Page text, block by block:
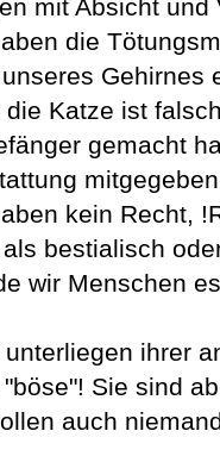
mit Absicht
die
Gehirnes
die Katze ist
gemacht
kein Recht,
bestialisch
wir Menschen
unterliegen ihrer
Sie sind
auch